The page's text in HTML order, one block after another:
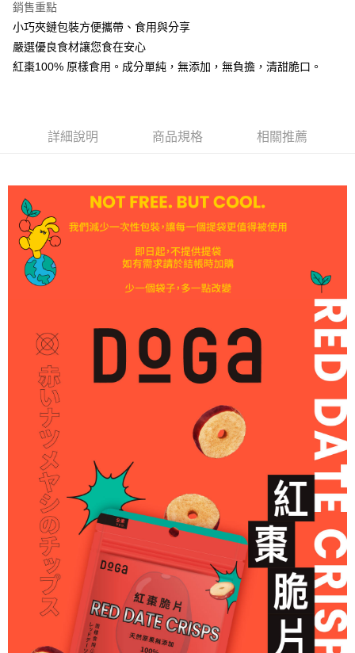
AFTEE先享後付
相關說明
AFTEE先享後付是「在收到商品之後才付款」的支付方式。 讓您購物簡單
３．安心：先確認商品／服務後，再付款。
結帳頁面，進行簡訊認證並確認金額後，即可完成結帳。
２．訂單成立數日內，您將收到繳費通知簡訊。
３．收到繳費通知簡訊後14天內，點擊此簡訊中的連結，可透過四大超商／
ATM／網路銀行／等多元方式進行付款，方視為交易完成。
※ 請注意：結帳手續完成當下不需立刻繳費，但若您需要取消訂單，請聯絡
購買商品的店家。未經商家同意取消之訂單仍視為有效，需透過AFTEE先享
後付繳納相關費用。
※ 交易是否成功請以「AFTEE先享後付 」之結帳頁面顯示為準，若有關於
是否繳費成功／繳費後需取消欲退款等相關疑問，請聯繫「AFTEE先享後付
【注意事項】
１．透過由恩沛科技股份有限公司提供之「AFTEE先享後付」服務完成之交
易，需依本服務之必要範圍內提供個人資料，並將交易相關給付款項請求債
權轉讓予恩沛科技股份有限公司。
２．關於個人資料處理事宜，請瀏覽以下網址：
https://aftee.tw/terms/#terms3
３．未成年的使用者請事先徵得法定代理人或監護人之同意方可使用
「AFTEE先享後付」，若未經同意申辦者引起之損失，本公司不負相關責
４．使用「AFTEE先享後付」時，將依據個別帳號之用戶狀況，依本公司即
時審查核予不同之上限額度；若仍有額度不足之情形，本公司將視審查結果
請求用戶進行身份認證。
５．嚴禁一人註冊多個帳號或使用他人資訊註冊。若發現惡意使用之情形，
恩沛科技股份有限公司將有權停止該用戶之使用額度並採取法律行動。
ATM付款
運送方式
每筆NT$60，滿NT$1,000(含以上)免運費
付款後全家取貨
每筆NT$60，滿NT$1,000(含以上)免運費
7-11取貨付款
每筆NT$60，滿NT$1,000(含以上)免運費
每筆NT$60，滿NT$1,000(含以上)免運費
7-11取貨(快速到店)
每筆NT$85，滿NT$1,200(含以上)免運費
本島宅配
每筆NT$120，滿NT$1,500(含以上)免運費
離島宅配
每筆NT$320，滿NT$2,000(含以上)免運費
付款後DoGa門市自取
免運費
付款後台南山上區工廠或DoGa安平門市自取(安平門市取杜甲商品
需7個工作天)
免運費
銷售重點
小巧夾鏈包裝方便攜帶、食用與分享
嚴選優良食材讓您食在安心
紅棗100% 原樣食用。成分單純，無添加，無負擔，清甜脆口。
詳細說明 商品規格 相關推薦